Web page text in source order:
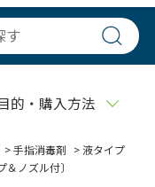
的・購入方法
>手指消毒剤 >液タイプ
ノズル付〕